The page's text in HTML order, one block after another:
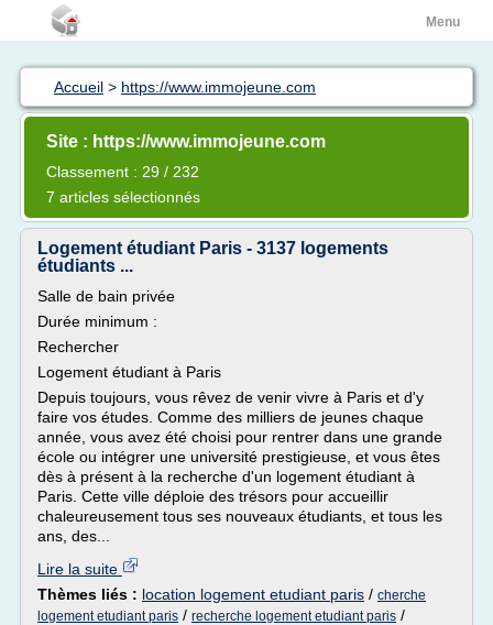
Menu
Accueil > https://www.immojeune.com
Site : https://www.immojeune.com
Classement : 29 / 232
7 articles sélectionnés
Logement étudiant Paris - 3137 logements
étudiants ...
Salle de bain privée
Durée minimum :
Rechercher
Logement étudiant à Paris
Depuis toujours, vous rêvez de venir vivre à Paris et d'y
faire vos études. Comme des milliers de jeunes chaque
année, vous avez été choisi pour rentrer dans une grande
école ou intégrer une université prestigieuse, et vous êtes
dès à présent à la recherche d'un logement étudiant à
Paris. Cette ville déploie des trésors pour accueillir
chaleureusement tous ses nouveaux étudiants, et tous les
ans, des...
Lire la suite
Thèmes liés : location logement etudiant paris / cherche
logement etudiant paris / recherche logement etudiant paris /